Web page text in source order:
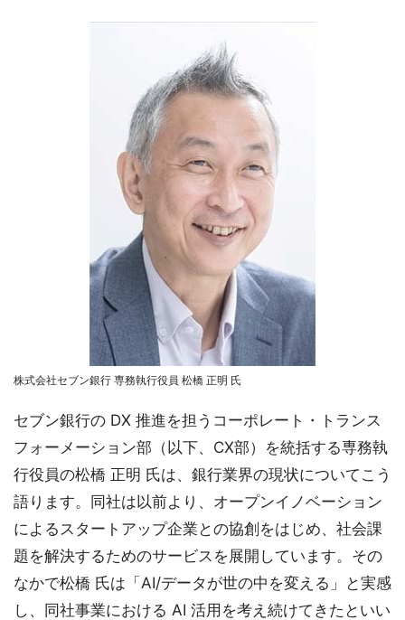
株式会社セブン銀行 専務執行役員 松橋 正明 氏
セブン銀行の DX 推進を担うコーポレート・トランス
フォーメーション部（以下、CX部）を統括する専務執
行役員の松橋 正明 氏は、銀行業界の現状についてこう
語ります。同社は以前より、オープンイノベーション
によるスタートアップ企業との協創をはじめ、社会課
題を解決するためのサービスを展開しています。その
なかで松橋 氏は「AI/データが世の中を変える」と実感
し、同社事業における AI 活用を考え続けてきたといい